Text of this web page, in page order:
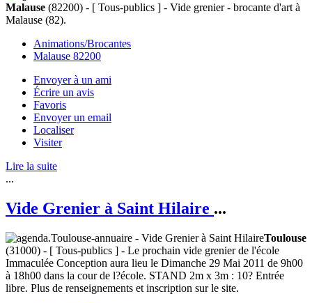
Malause (82200) - [ Tous-publics ] - Vide grenier - brocante d'art à
Malause (82).
Animations/Brocantes
Malause 82200
Envoyer à un ami
Écrire un avis
Favoris
Envoyer un email
Localiser
Visiter
Lire la suite
...
Vide Grenier à Saint Hilaire ...
Toulouse
(31000) - [ Tous-publics ] - Le prochain vide grenier de l'école
Immaculée Conception aura lieu le Dimanche 29 Mai 2011 de 9h00
à 18h00 dans la cour de l?école. STAND 2m x 3m : 10? Entrée
libre. Plus de renseignements et inscription sur le site.